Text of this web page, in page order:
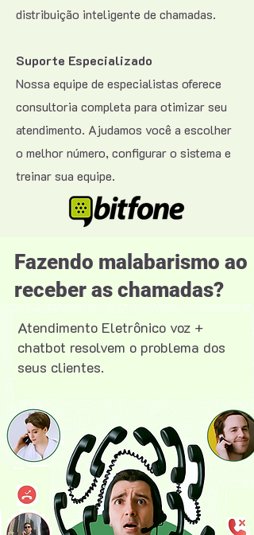
distribuição inteligente de chamadas.
Suporte Especializado
Nossa equipe de especialistas oferece
consultoria completa para otimizar seu
atendimento. Ajudamos você a escolher
o melhor número, configurar o sistema e
treinar sua equipe.
Fazendo malabarismo ao
receber as chamadas?
Atendimento Eletrônico voz +
chatbot resolvem o problema dos
seus clientes.